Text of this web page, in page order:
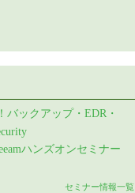
バックアップ・EDR・
ハンズオンセミナー
セミナー情報一覧